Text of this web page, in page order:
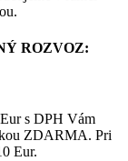
ROZVOZ:
s DPH Vám
ZDARMA. Pri
Eur.